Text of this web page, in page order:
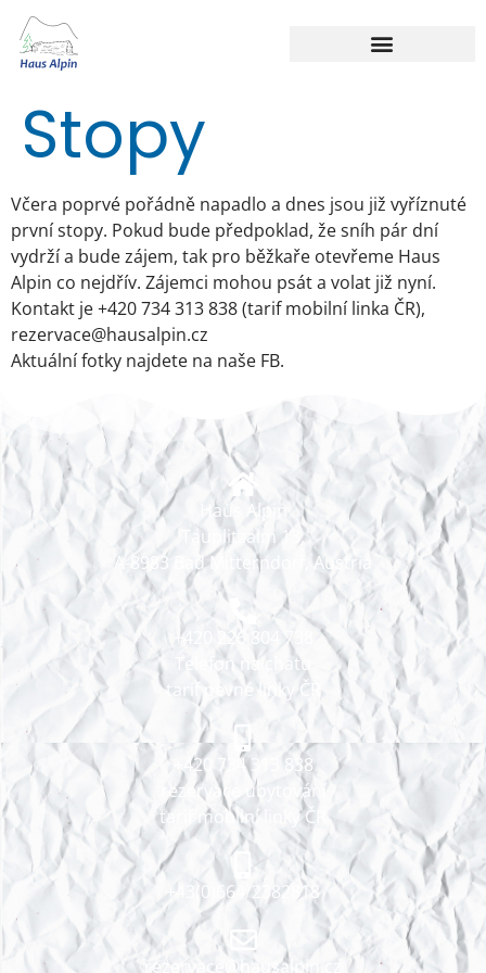
Stopy
Včera poprvé pořádně napadlo a dnes jsou již vyříznuté
první stopy. Pokud bude předpoklad, že sníh pár dní
vydrží a bude zájem, tak pro běžkaře otevřeme Haus
Alpin co nejdřív. Zájemci mohou psát a volat již nyní.
Kontakt je +420 734 313 838 (tarif mobilní linka ČR),
rezervace@hausalpin.cz
Aktuální fotky najdete na naše FB.
Haus Alpin
Tauplitzalm 13,
A-8983 Bad Mitterndorf, Austria
+420 226 804 738
Telefon na chatu
tarif pevné linky ČR
+420 734 313 838
rezervace ubytování
tarif mobilní linky ČR
+43(0)664/2382818
rezervace@hausalpin.cz